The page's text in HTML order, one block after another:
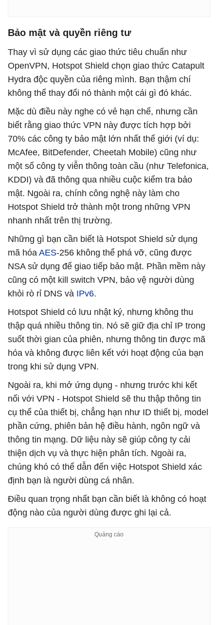
Bảo mật và quyền riêng tư
Thay vì sử dụng các giao thức tiêu chuẩn như
OpenVPN, Hotspot Shield chọn giao thức Catapult
Hydra độc quyền của riêng mình. Bạn thậm chí
không thể thay đổi nó thành một cái gì đó khác.
Mặc dù điều này nghe có vẻ hạn chế, nhưng cần
biết rằng giao thức VPN này được tích hợp bởi
70% các công ty bảo mật lớn nhất thế giới (ví dụ:
McAfee, BitDefender, Cheetah Mobile) cũng như
một số công ty viễn thông toàn cầu (như Telefonica,
KDDI) và đã thông qua nhiều cuộc kiểm tra bảo
mật. Ngoài ra, chính công nghệ này làm cho
Hotspot Shield trở thành một trong những VPN
nhanh nhất trên thị trường.
Những gì bạn cần biết là Hotspot Shield sử dụng
mã hóa AES-256 không thể phá vỡ, cũng được
NSA sử dụng để giao tiếp bảo mật. Phần mềm này
cũng có một kill switch VPN, bảo vệ người dùng
khỏi rò rỉ DNS và IPv6.
Hotspot Shield có lưu nhật ký, nhưng không thu
thập quá nhiều thông tin. Nó sẽ giữ địa chỉ IP trong
suốt thời gian của phiên, nhưng thông tin được mã
hóa và không được liên kết với hoạt động của bạn
trong khi sử dụng VPN.
Ngoài ra, khi mở ứng dụng - nhưng trước khi kết
nối với VPN - Hotspot Shield sẽ thu thập thông tin
cụ thể của thiết bị, chẳng hạn như ID thiết bị, model
phần cứng, phiên bản hệ điều hành, ngôn ngữ và
thông tin mạng. Dữ liệu này sẽ giúp công ty cải
thiện dịch vụ và thực hiện phân tích. Ngoài ra,
chúng khó có thể dẫn đến việc Hotspot Shield xác
định bạn là người dùng cá nhân.
Điều quan trọng nhất bạn cần biết là không có hoạt
động nào của người dùng được ghi lại cả.